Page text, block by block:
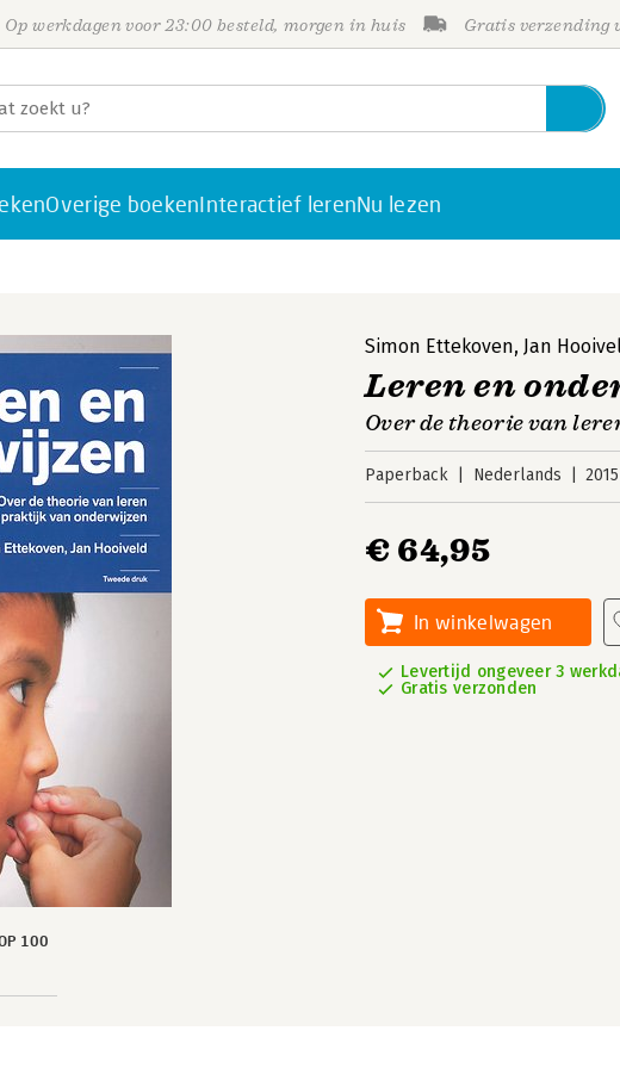
Op werkdagen voor 23:00 besteld, morgen in huis Gratis verzending
Overige boekenInteractief lerenNu lezen
100
Simon Ettekoven, Jan
Leren en
Over de theorie van
Paperback Nederlands 2015
€ 64,95
In winkelwagen
Levertijd ongeveer 3
Gratis verzonden